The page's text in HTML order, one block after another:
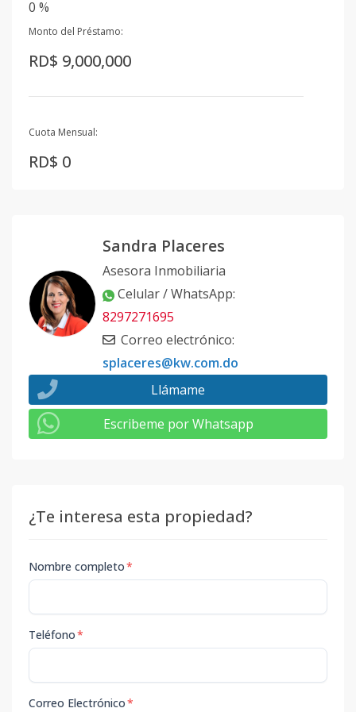
0 %
Monto del Préstamo:
RD$ 9,000,000
Cuota Mensual:
RD$ 0
Sandra Placeres
Asesora Inmobiliaria
Celular / WhatsApp:
8297271695
Correo electrónico:
splaceres@kw.com.do
Llámame
Escribeme por Whatsapp
¿Te interesa esta propiedad?
Nombre completo*
Teléfono*
Correo Electrónico*